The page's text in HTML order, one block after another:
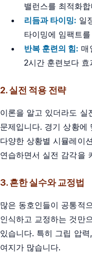
밸런스를 최적화
리듬과 타이밍: 일
타이밍에 임팩트
반복 훈련의 힘: 매
2시간 훈련보다 효
2. 실전 적용 전략
이론을 알고 있더라도 실
문제입니다. 경기 상황에
다양한 상황별 시뮬레이
연습하면서 실전 감각을
3. 흔한 실수와 교정법
많은 동호인들이 공통적
인식하고 교정하는 것만
있습니다. 특히 그립 압
여지가 많습니다.